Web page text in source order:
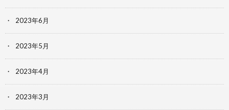
2023年6月
2023年5月
2023年4月
2023年3月